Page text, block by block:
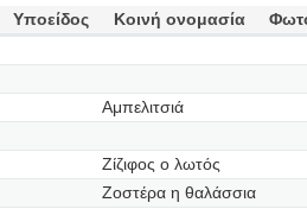
Υποείδος Κοινή ονομασία
Αμπελιτσιά
Ζίζιφος ο λωτός
Ζοστέρα η θαλάσσια